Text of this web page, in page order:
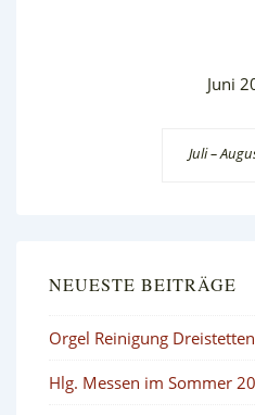
Juni
Juli –
NEUESTE BEITRÄGE
Orgel Reinigung Dreistetten
Hlg. Messen im Sommer